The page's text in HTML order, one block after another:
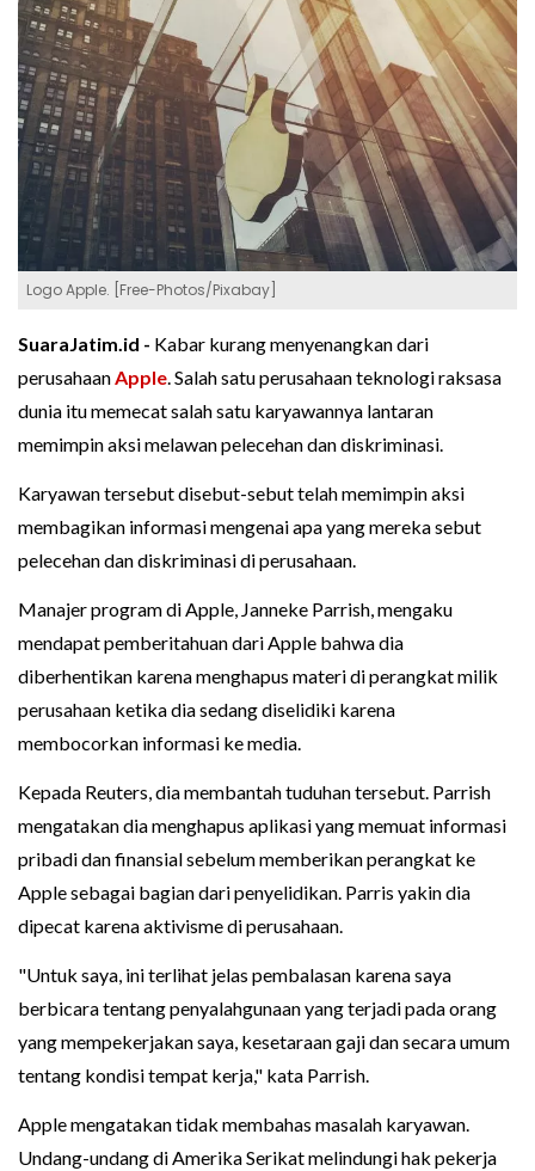
Logo Apple. [Free-Photos/Pixabay]
SuaraJatim.id - Kabar kurang menyenangkan dari
perusahaanApple. Salah satu perusahaan teknologi raksasa
dunia itu memecat salah satu karyawannya lantaran
memimpin aksi melawan pelecehan dan diskriminasi.
Karyawan tersebut disebut-sebut telah memimpin aksi
membagikan informasi mengenai apa yang mereka sebut
pelecehan dan diskriminasi di perusahaan.
Manajer program di Apple, Janneke Parrish, mengaku
mendapat pemberitahuan dari Apple bahwa dia
diberhentikan karena menghapus materi di perangkat milik
perusahaan ketika dia sedang diselidiki karena
membocorkan informasi ke media.
Kepada Reuters, dia membantah tuduhan tersebut. Parrish
mengatakan dia menghapus aplikasi yang memuat informasi
pribadi dan finansial sebelum memberikan perangkat ke
Apple sebagai bagian dari penyelidikan. Parris yakin dia
dipecat karena aktivisme di perusahaan.
"Untuk saya, ini terlihat jelas pembalasan karena saya
berbicara tentang penyalahgunaan yang terjadi pada orang
yang mempekerjakan saya, kesetaraan gaji dan secara umum
tentang kondisi tempat kerja," kata Parrish.
Apple mengatakan tidak membahas masalah karyawan.
Undang-undang di Amerika Serikat melindungi hak pekerja